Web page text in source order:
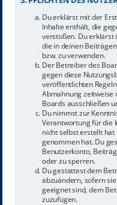
Du erklärst mit der
Inhalte enthält, die
verstoßen. Du erklärst
die in deinen
bzw. zu verwenden.
Der Betreiber des
gegen diese
veröffentlichten
Abmahnung zeitweise
Boards ausschließen
Du nimmst zur
Verantwortung für die
nicht selbst erstellt
genommen hat. Du
Benutzerkonto,
oder zu sperren.
Du gestattest dem
abzuändern, sofern
geeignet sind, dem
zuzufügen.